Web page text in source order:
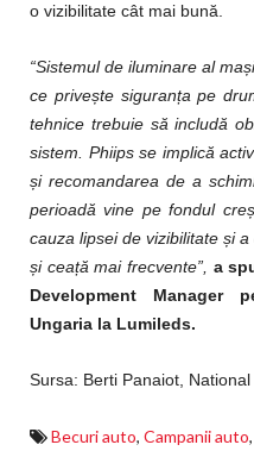
o vizibilitate cât mai bună.
“Sistemul de iluminare al
ce privește siguranța pe
tehnice trebuie să includă
sistem. Phiips se implică
și recomandarea de a
perioadă vine pe fondul
cauza lipsei de vizibilitate și
și ceață mai frecvente”, a
Development Manager
Ungaria la Lumileds.
Sursa: Berti Panaiot,
Becuri auto, Campanii auto,